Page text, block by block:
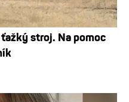
stroj. Na pomoc